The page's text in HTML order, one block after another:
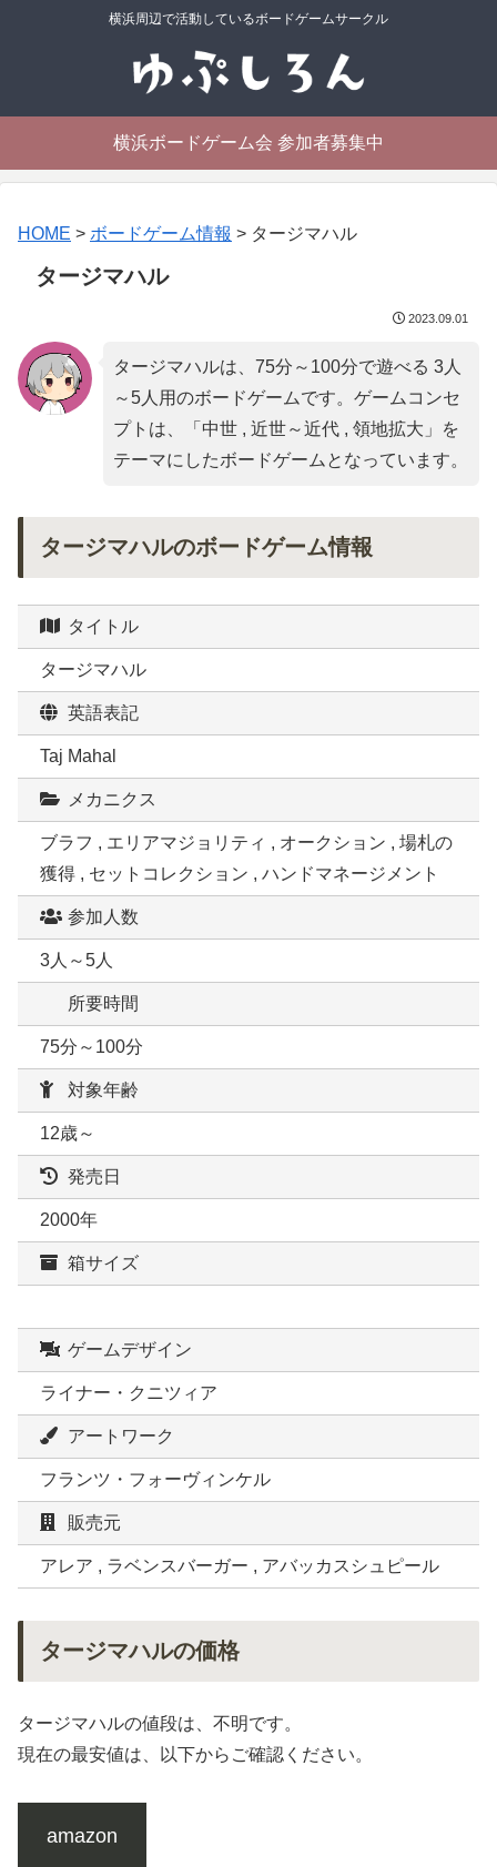
横浜周辺で活動しているボードゲームサークル
横浜ボードゲーム会 参加者募集中
HOME > ボードゲーム情報 > タージマハル
タージマハル
2023.09.01
タージマハルは、75分～100分で遊べる 3人
～5人用のボードゲームです。ゲームコンセ
プトは、「 中世 , 近世～近代 , 領地拡大 」を
テーマにしたボードゲームとなっています。
タージマハルのボードゲーム情報
タイトル
タージマハル
英語表記
Taj Mahal
メカニクス
ブラフ , エリアマジョリティ , オークション , 場札の
獲得 , セットコレクション , ハンドマネージメント
参加人数
3人～5人
所要時間
75分～100分
対象年齢
12歳～
発売日
2000年
箱サイズ
ゲームデザイン
ライナー・クニツィア
アートワーク
フランツ・フォーヴィンケル
販売元
アレア , ラベンスバーガー , アバッカスシュピール
タージマハルの価格
タージマハルの値段は、不明です。
現在の最安値は、以下からご確認ください。
amazon